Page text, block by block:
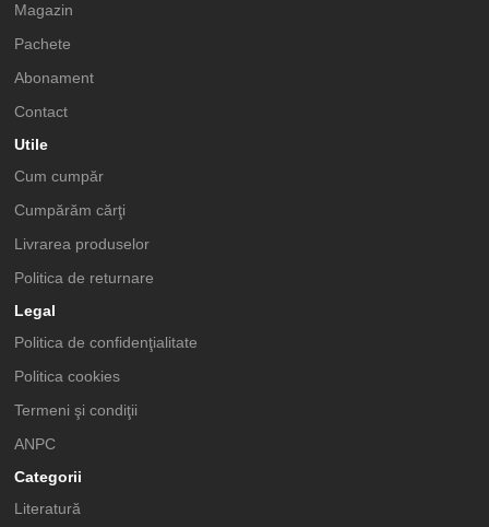
Magazin
Pachete
Abonament
Contact
Utile
Cum cumpăr
Cumpărăm cărţi
Livrarea produselor
Politica de returnare
Legal
Politica de confidenţialitate
Politica cookies
Termeni şi condiţii
ANPC
Categorii
Literatură